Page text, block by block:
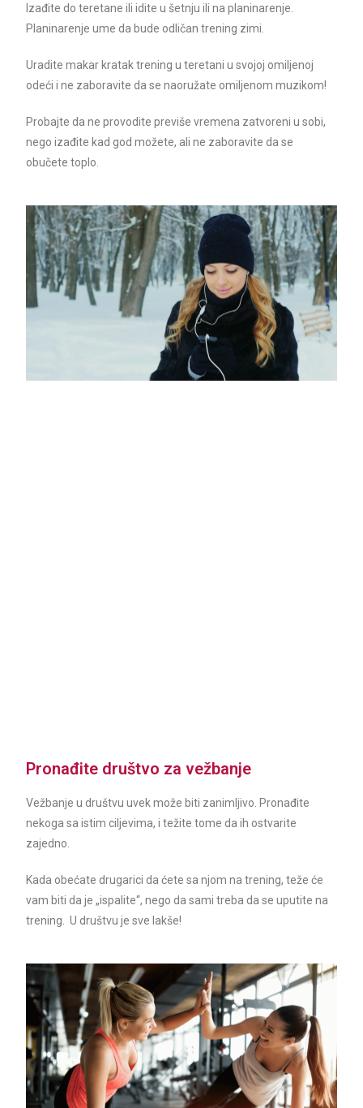
Izađite do teretane ili idite u šetnju ili na planinarenje.
Planinarenje ume da bude odličan trening zimi.
Uradite makar kratak trening u teretani u svojoj omiljenoj
odeći i ne zaboravite da se naoružate omiljenom muzikom!
Probajte da ne provodite previše vremena zatvoreni u sobi,
nego izađite kad god možete, ali ne zaboravite da se
obučete toplo.
Pronađite društvo za vežbanje
Vežbanje u društvu uvek može biti zanimljivo. Pronađite
nekoga sa istim ciljevima, i težite tome da ih ostvarite
zajedno.
Kada obećate drugarici da ćete sa njom na trening, teže će
vam biti da je „ispalite“, nego da sami treba da se uputite na
trening. U društvu je sve lakše!